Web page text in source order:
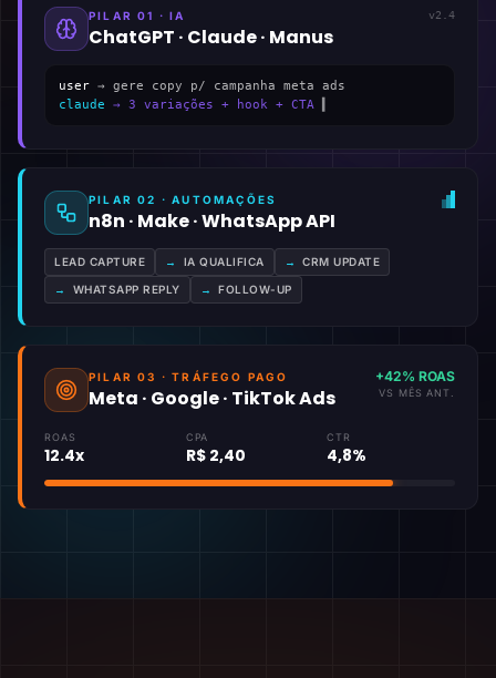
PILAR 01 · IA
ChatGPT · Claude · Manus
v2.4
user → gere copy p/ campanha meta ads
claude → 3 variações + hook + CTA
PILAR 02 · AUTOMAÇÕES
n8n · Make · WhatsApp API
LEAD CAPTURE → IA QUALIFICA → CRM UPDATE
→ WHATSAPP REPLY → FOLLOW-UP
PILAR 03 · TRÁFEGO PAGO
Meta · Google · TikTok Ads
+42% ROAS
VS MÊS ANT.
ROAS
12.4x
CPA
R$ 2,40
CTR
4,8%